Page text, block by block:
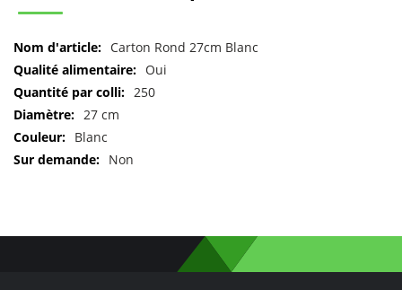
Pour
plus
Carton Rond 27cm Blanc
Oui
250
27 cm
Blanc
Non